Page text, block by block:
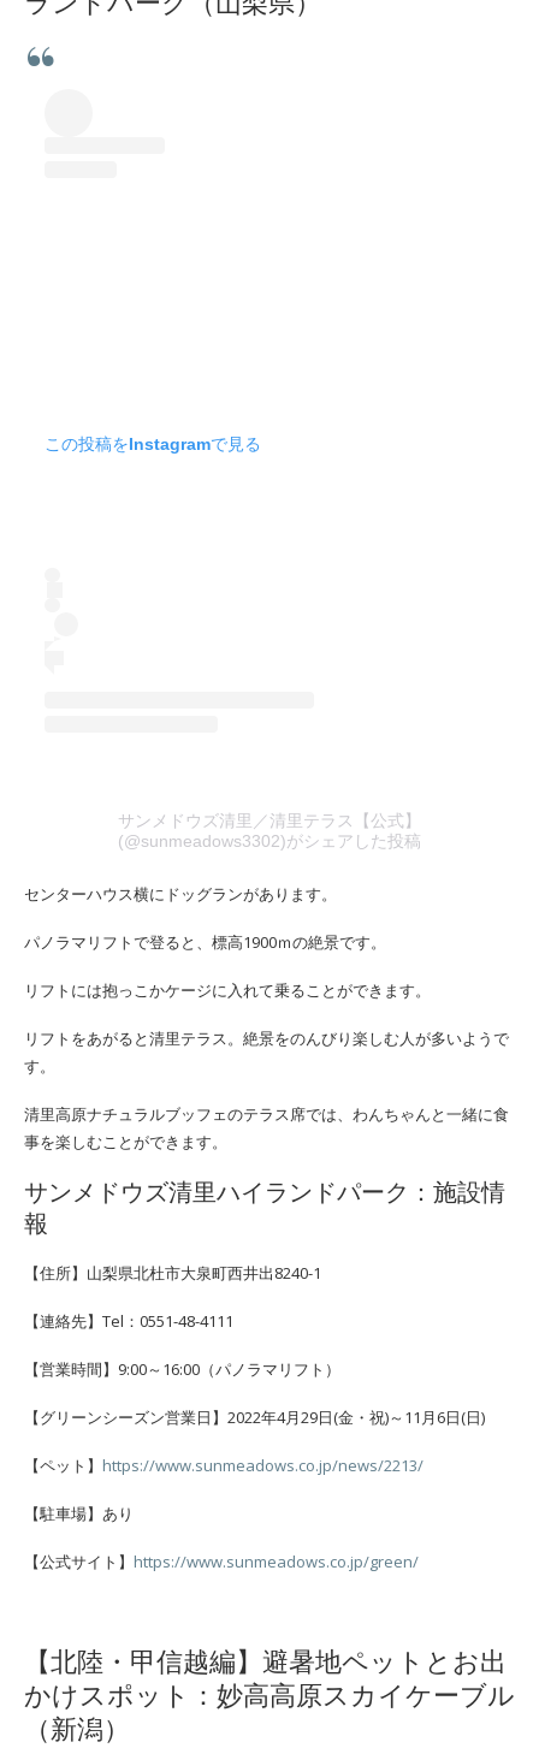
この投稿をInstagramで見る
サンメドウズ清里／清里テラス【公式】
(@sunmeadows3302)がシェアした投稿
センターハウス横にドッグランがあります。
パノラマリフトで登ると、標高1900ｍの絶景です。
リフトには抱っこかケージに入れて乗ることができます。
リフトをあがると清里テラス。絶景をのんびり楽しむ人が多いようで
す。
清里高原ナチュラルブッフェのテラス席では、わんちゃんと一緒に食
事を楽しむことができます。
サンメドウズ清里ハイランドパーク：施設情
報
【住所】山梨県北杜市大泉町西井出8240-1
【連絡先】Tel：0551-48-4111
【営業時間】9:00～16:00（パノラマリフト）
【グリーンシーズン営業日】2022年4月29日(金・祝)～11月6日(日)
【ペット】 https://www.sunmeadows.co.jp/news/2213/
【駐車場】あり
【公式サイト】 https://www.sunmeadows.co.jp/green/
【北陸・甲信越編】避暑地ペットとお出
かけスポット：妙高高原スカイケーブル
（新潟）